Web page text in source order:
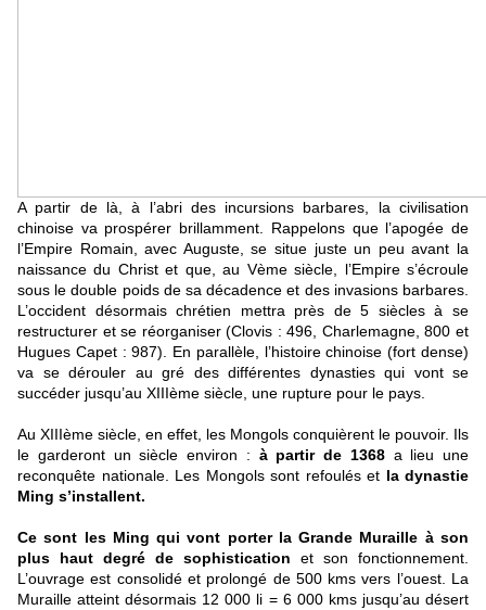
A partir de là, à l’abri des incursions barbares, la civilisation
chinoise va prospérer brillamment. Rappelons que l’apogée de
l’Empire Romain, avec Auguste, se situe juste un peu avant la
naissance du Christ et que, au Vème siècle, l’Empire s’écroule
sous le double poids de sa décadence et des invasions barbares.
L’occident désormais chrétien mettra près de 5 siècles à se
restructurer et se réorganiser (Clovis : 496, Charlemagne, 800 et
Hugues Capet : 987). En parallèle, l’histoire chinoise (fort dense)
va se dérouler au gré des différentes dynasties qui vont se
succéder jusqu’au XIIIème siècle, une rupture pour le pays.
Au XIIIème siècle, en effet, les Mongols conquièrent le pouvoir. Ils
le garderont un siècle environ : à partir de 1368a lieu une
reconquête nationale. Les Mongols sont refoulés et la dynastie
Ming s’installent.
Ce sont les Ming qui vont porter la Grande Muraille à son
plus haut degré de sophistication et son fonctionnement.
L’ouvrage est consolidé et prolongé de 500 kms vers l’ouest. La
Muraille atteint désormais 12 000 li = 6 000 kms jusqu’au désert